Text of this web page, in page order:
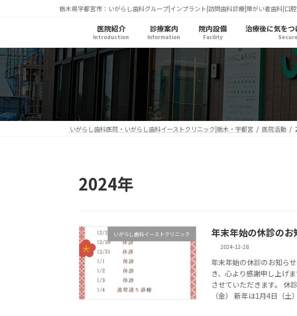
ツ
へ
ス
ッ
プ
シ
ョ
ン
移
動
栃木県宇都宮市：いがらし歯科グループ|インプラント|訪問歯科診療|障がい者歯科|口
医院紹介
Introduction
診療案内
Information
院内設備
Facility
治療後に気を
いがらし歯科医院・いがらし歯科イーストクリニック|栃木・宇都宮 医院活動
2024年
いがらし歯科イーストクリニック 年末年始の休診のお
2024-12-28
年末年始の休診のお知ら
き、心より感謝申し上げ
させていただきます。 休
（金） 新年は1月4日（